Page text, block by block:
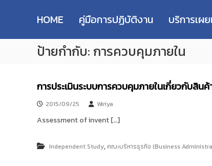
p
M
T
T
e
s
e
a
c
h
ห
วิ
ท
ย
ค
น
HOME คู่มือการปฏิบัติงาน บริการเผ
ป้ายกำกับ: การควบคุมภายใน
การประเมินระบบการควบคุมภายในเกี่ยวกับสิน
2015/09/25 Wiriya
Assessment of invent […]
Independent Study,คณะบริหารธุรกิจ (Business